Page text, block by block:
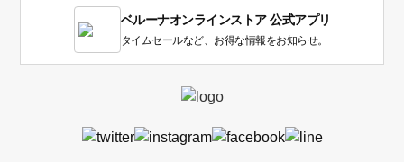
い
ベルーナオンラインストア 公式アプリ
タイムセールなど、お得な情報をお知らせ。